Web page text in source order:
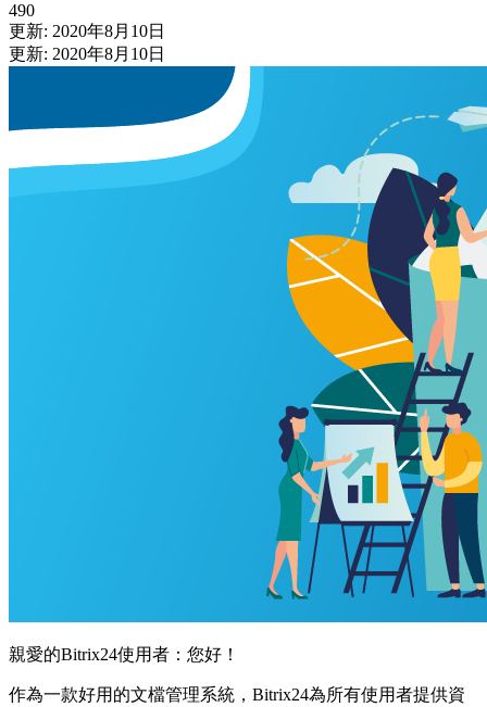
490
更新: 2020年8月10日
更新: 2020年8月10日
親愛的Bitrix24使用者：您好！
作為一款好用的文檔管理系統，Bitrix24為所有使用者提供資